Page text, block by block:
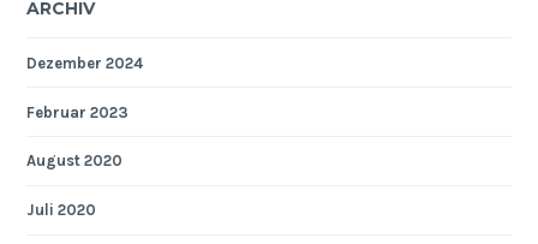
ARCHIV
Dezember 2024
Februar 2023
August 2020
Juli 2020